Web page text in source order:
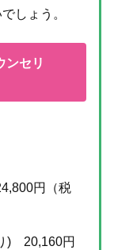
しょう。
ンセリ
円（税
) 20,160円